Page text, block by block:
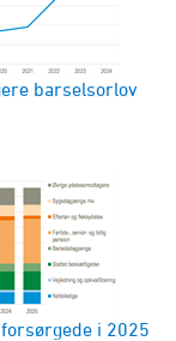
barselsorlov
i 2025